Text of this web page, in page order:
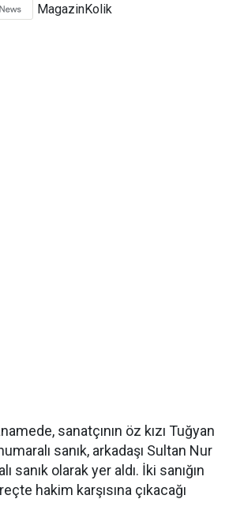
MagazinKolik
sanatçının öz kızı Tuğyan
sanık, arkadaşı Sultan Nur
sanık olarak yer aldı. İki sanığın
hakim karşısına çıkacağı